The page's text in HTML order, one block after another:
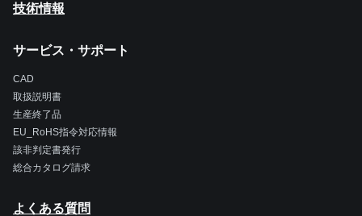
技術情報
サービス・サポート
CAD
取扱説明書
生産終了品
EU_RoHS指令対応情報
該非判定書発行
総合カタログ請求
よくある質問